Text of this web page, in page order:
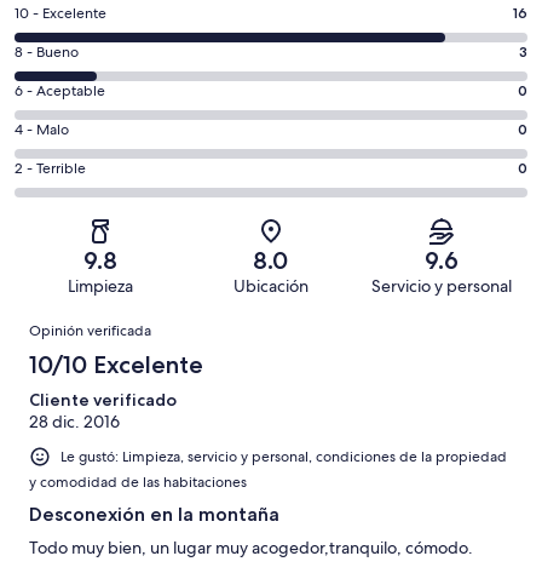
Puntuación
de
10,
es
decir,
Excelente.
Basada
en
opiniones
10 - Excelente 16
Puntuación
de
8,
es
decir,
Bueno.
opiniones
8 - Bueno 3
Puntuación
de
6,
es
decir,
Aceptable.
de
opiniones
6 - Aceptable 0
Puntuación
de
4,
Basada
de
opiniones
4 - Malo 0
Puntuación
de
Terrible.
Basada
de
19
opiniones
2 - Terrible 0
9.8
Limpieza
8.0
Ubicación
9.6
Servicio y personal
Opiniones
Opinión verificada
10/10 Excelente
Cliente verificado
28 dic. 2016
Le gustó: Limpieza, servicio y personal, condiciones de la propiedad
y comodidad de las habitaciones
Desconexión en la montaña
Todo muy bien, un lugar muy acogedor,tranquilo, cómodo.